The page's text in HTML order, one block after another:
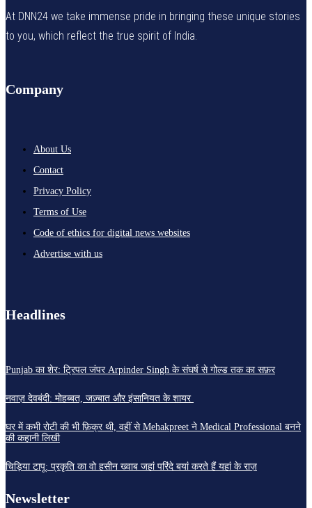
At DNN24 we take immense pride in bringing these unique stories
to you, which reflect the true spirit of India.
Company
About Us
Contact
Privacy Policy
Terms of Use
Code of ethics for digital news websites
Advertise with us
Headlines
Punjab का शेर: ट्रिपल जंपर Arpinder Singh के संघर्ष से गोल्ड तक का सफ़र
नवाज़ देवबंदी: मोहब्बत, जज़्बात और इंसानियत के शायर
घर में कभी रोटी की भी फ़िक्र थी, वहीं से Mehakpreet ने Medical Professional बनने
की कहानी लिखी
चिड़िया टापू: प्रकृति का वो हसीन ख्वाब जहां परिंदे बयां करते हैं यहां के राज़
Newsletter